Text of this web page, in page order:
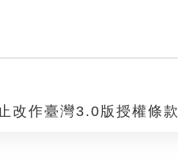
改作臺灣3.0版授權條款